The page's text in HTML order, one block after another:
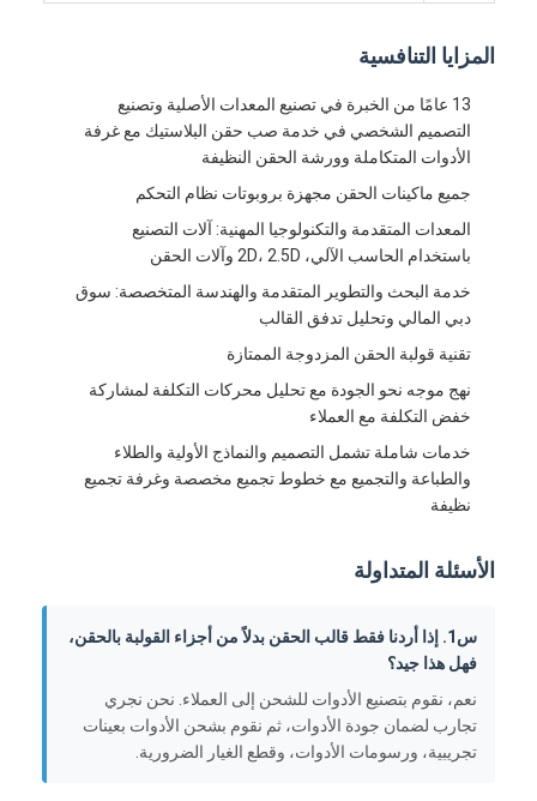
صب حقن صب
صب حقن OEM
إدراج حقن صب
حقن صب الإلكترونيات
خدمة الصب يموت
المزايا التنافسية
13 عامًا من الخبرة في تصنيع المعدات الأصلية وتصنيع
التصميم الشخصي في خدمة صب حقن البلاستيك مع غرفة
الأدوات المتكاملة وورشة الحقن النظيفة
جميع ماكينات الحقن مجهزة بروبوتات نظام التحكم
المعدات المتقدمة والتكنولوجيا المهنية: آلات التصنيع
باستخدام الحاسب الآلي، 2D، 2.5D وآلات الحقن
خدمة البحث والتطوير المتقدمة والهندسة المتخصصة: سوق
دبي المالي وتحليل تدفق القالب
تقنية قولبة الحقن المزدوجة الممتازة
نهج موجه نحو الجودة مع تحليل محركات التكلفة لمشاركة
خفض التكلفة مع العملاء
خدمات شاملة تشمل التصميم والنماذج الأولية والطلاء
والطباعة والتجميع مع خطوط تجميع مخصصة وغرفة تجميع
نظيفة
الأسئلة المتداولة
س1. إذا أردنا فقط قالب الحقن بدلاً من أجزاء القولبة بالحقن،
فهل هذا جيد؟
نعم، نقوم بتصنيع الأدوات للشحن إلى العملاء. نحن نجري
تجارب لضمان جودة الأدوات، ثم نقوم بشحن الأدوات بعينات
تجريبية، ورسومات الأدوات، وقطع الغيار الضرورية.